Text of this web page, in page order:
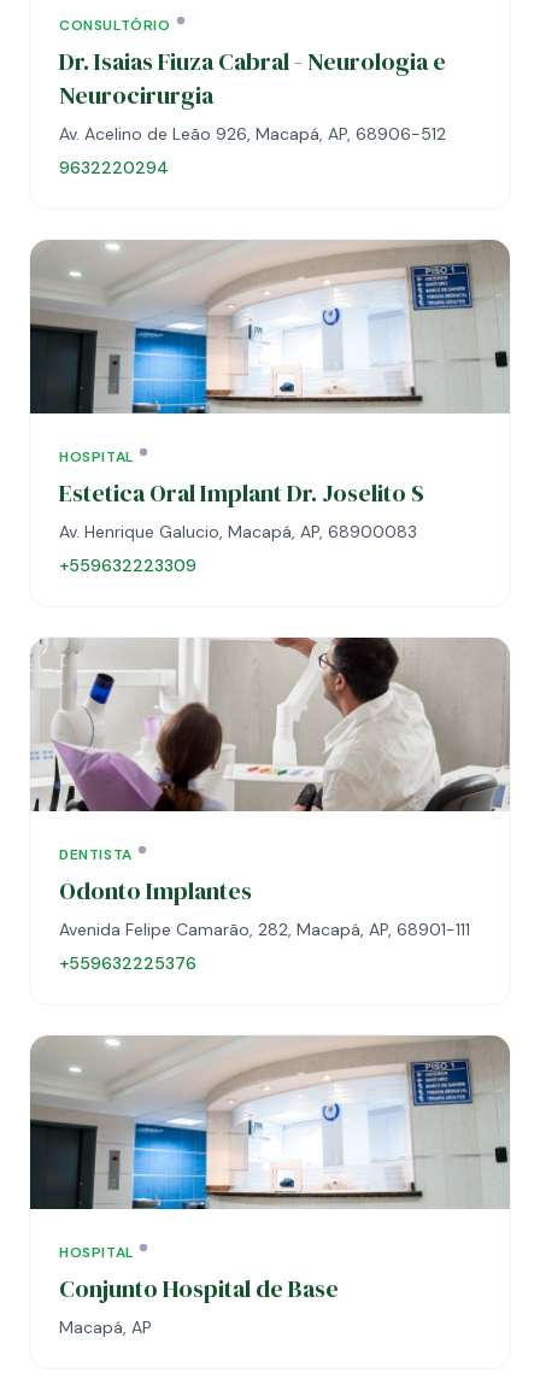
CONSULTÓRIO
Dr. Isaias Fiuza Cabral - Neurologia e
Neurocirurgia
Av. Acelino de Leão 926, Macapá, AP, 68906-512
9632220294
HOSPITAL
Estetica Oral Implant Dr. Joselito S
Av. Henrique Galucio, Macapá, AP, 68900083
+559632223309
DENTISTA
Odonto Implantes
Avenida Felipe Camarão, 282, Macapá, AP, 68901-111
+559632225376
HOSPITAL
Conjunto Hospital de Base
Macapá, AP